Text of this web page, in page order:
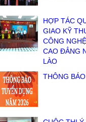
HỢP TÁC
GIAO KỸ
CÔNG
CAO ĐẲNG
LÀO
THÔNG